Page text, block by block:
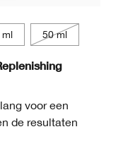
ml 50 ml
voor een
de resultaten